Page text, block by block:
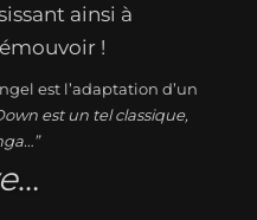
ainsi à
!
est l’adaptation d’un
est un tel classique,
…